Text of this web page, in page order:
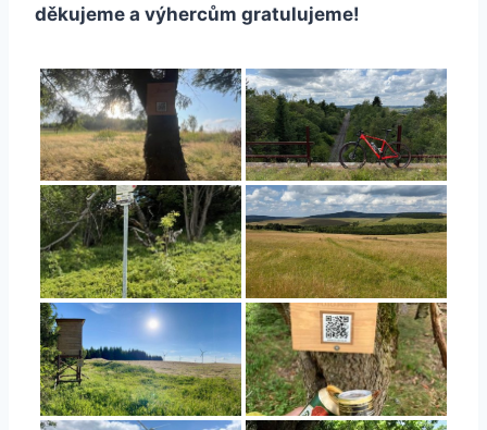
děkujeme a výhercům gratulujeme!